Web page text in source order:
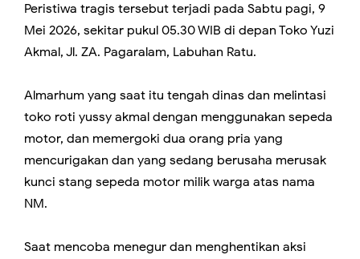
Peristiwa tragis tersebut terjadi pada Sabtu pagi, 9
Mei 2026, sekitar pukul 05.30 WIB di depan Toko Yuzi
Akmal, Jl. ZA. Pagaralam, Labuhan Ratu.
Almarhum yang saat itu tengah dinas dan melintasi
toko roti yussy akmal dengan menggunakan sepeda
motor, dan memergoki dua orang pria yang
mencurigakan dan yang sedang berusaha merusak
kunci stang sepeda motor milik warga atas nama
NM.
Saat mencoba menegur dan menghentikan aksi